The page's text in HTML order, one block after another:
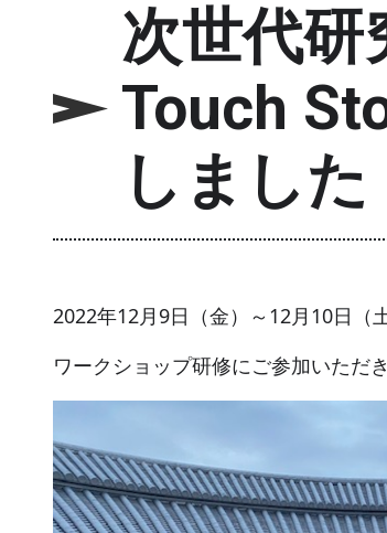
次世代研
Touch
しました
2022年12月9日（金）～12月10日（
ワークショップ研修にご参加いただ